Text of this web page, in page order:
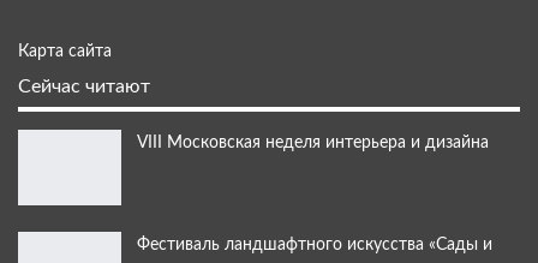
Карта сайта
Сейчас читают
VIII Московская неделя интерьера и дизайна
Фестиваль ландшафтного искусства «Сады и